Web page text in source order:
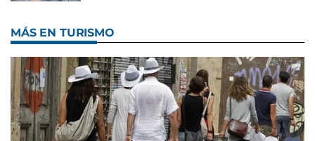
MÁS EN TURISMO